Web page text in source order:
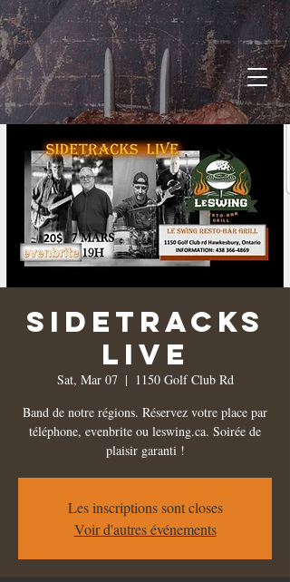
Sidetracks
Live
Sat, Mar 07
  |
1150 Golf Club Rd
Band de notre régions. Réservez votre place par
téléphone, evenbrite ou leswing.ca. Soirée de
plaisir garanti !
Les inscriptions sont closes
Voir d'autres événements